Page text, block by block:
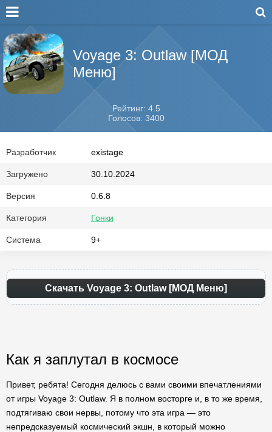
Voyage 3: Outlaw [МОД
Меню]
Рейтинг: 4.5
Голосов: 3400
Разработчик existage
Загружено 30.10.2024
Версия 0.6.8
Категория Гонки
Система 9+
Скачать Voyage 3: Outlaw [МОД Меню]
Как я заплутал в космосе
Привет, ребята! Сегодня делюсь с вами своими впечатлениями
от игры Voyage 3: Outlaw. Я в полном восторге и, в то же время,
подтягиваю свои нервы, потому что эта игра — это
непредсказуемый космический экшн, в который можно